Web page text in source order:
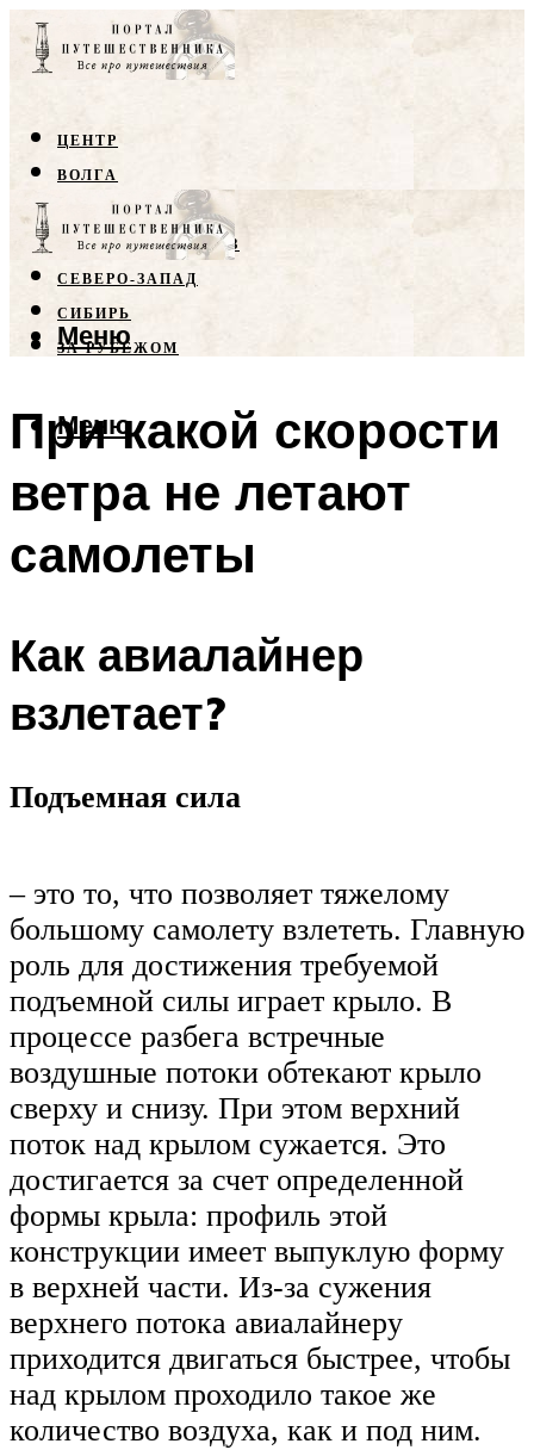
ЦЕНТР
ВОЛГА
КРЫМ
СЕВЕРНЫЙ КАВКАЗ
СЕВЕРО-ЗАПАД
СИБИРЬ
ЗА РУБЕЖОМ
Меню
Меню
При какой скорости
ветра не летают
самолеты
Как авиалайнер
взлетает?
Подъемная сила
– это то, что позволяет тяжелому
большому самолету взлететь. Главную
роль для достижения требуемой
подъемной силы играет крыло. В
процессе разбега встречные
воздушные потоки обтекают крыло
сверху и снизу. При этом верхний
поток над крылом сужается. Это
достигается за счет определенной
формы крыла: профиль этой
конструкции имеет выпуклую форму
в верхней части. Из-за сужения
верхнего потока авиалайнеру
приходится двигаться быстрее, чтобы
над крылом проходило такое же
количество воздуха, как и под ним.